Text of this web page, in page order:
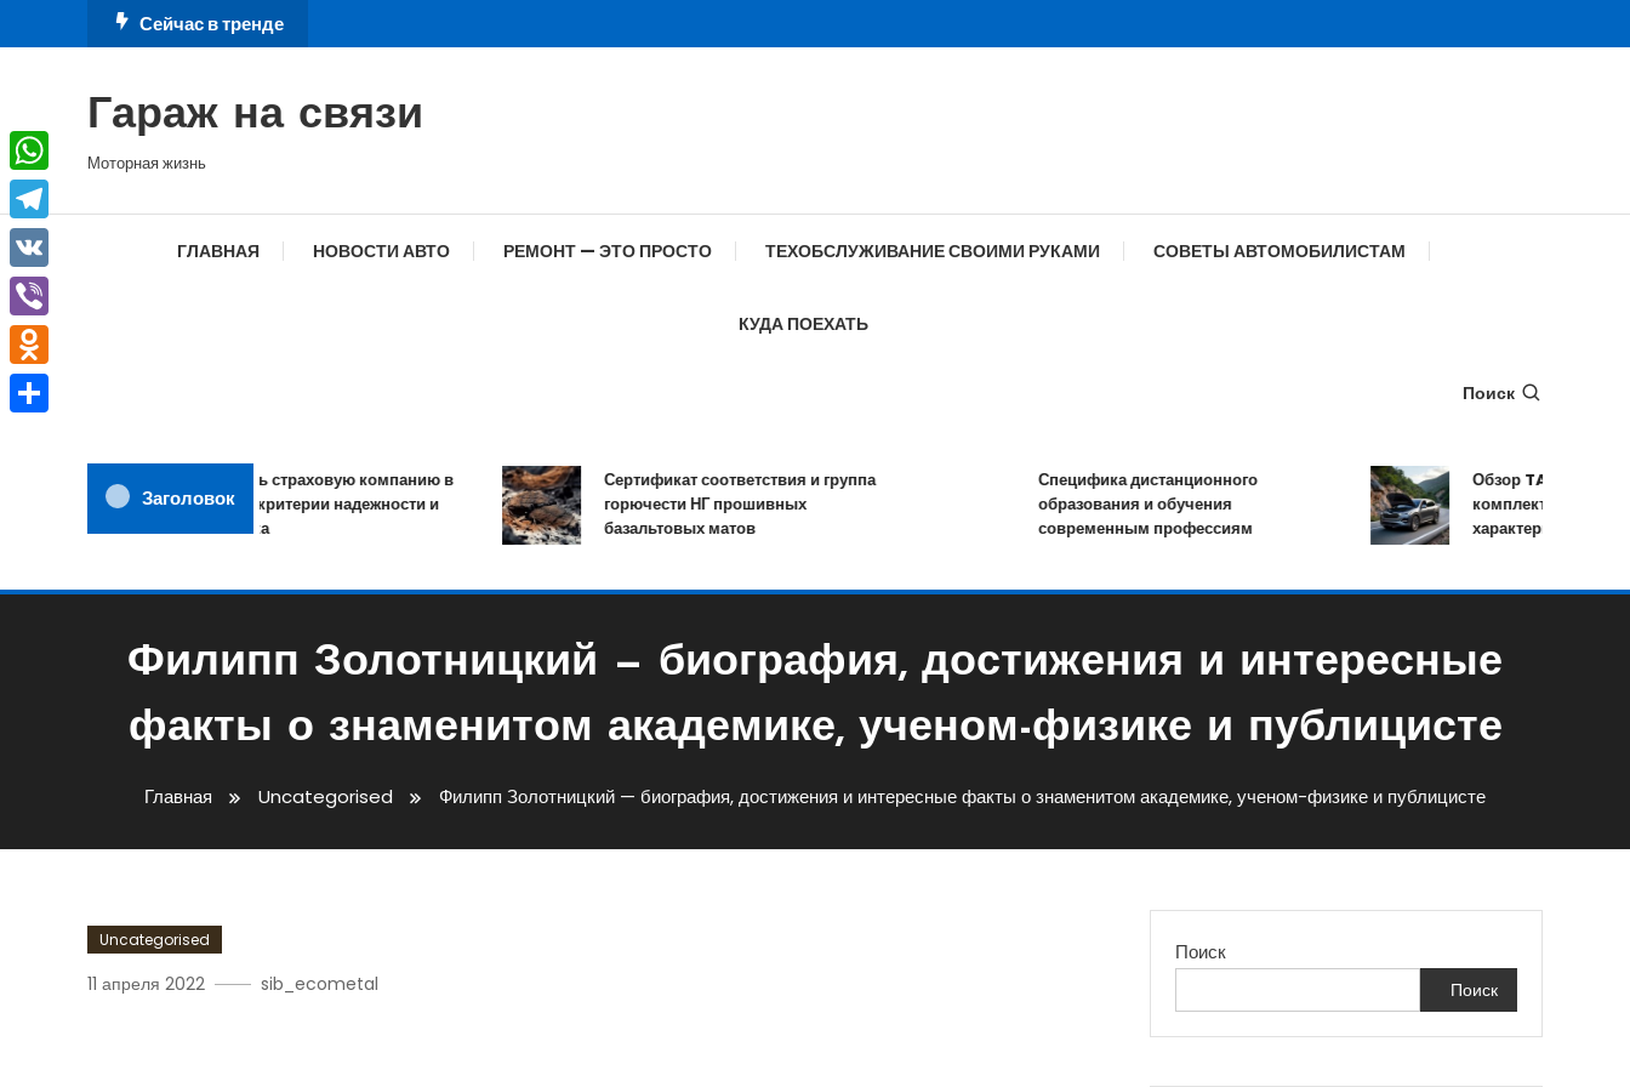
к
Сейчас в тренде
Гараж на связи
Моторная жизнь
ГЛАВНАЯ НОВОСТИ АВТО РЕМОНТ — ЭТО ПРОСТО ТЕХОБСЛУЖИВАНИЕ СВОИМИ РУКАМИ СОВЕТЫ АВТОМОБИЛИСТАМ
КУДА ПОЕХАТЬ
Поиск
Заголовок
Как выбрать страховую компанию в
2026 году: критерии надежности и
обзор рынка
Сертификат соответствия и группа
горючести НГ прошивных
базальтовых матов
Специфика дистанционного
образования и обучения
современным профессиям
Обзор TANK 500:
комплектации и
характеристики
Филипп Золотницкий — биография, достижения и интересные
факты о знаменитом академике, ученом-физике и публицисте
Главная Uncategorised Филипп Золотницкий — биография, достижения и интересные факты о знаменитом академике, ученом-физике и публицисте
Uncategorised
11 апреля 2022 sib_ecometal
Поиск
Поиск
WhatsApp
Telegram
VK
Viber
Odnoklassniki